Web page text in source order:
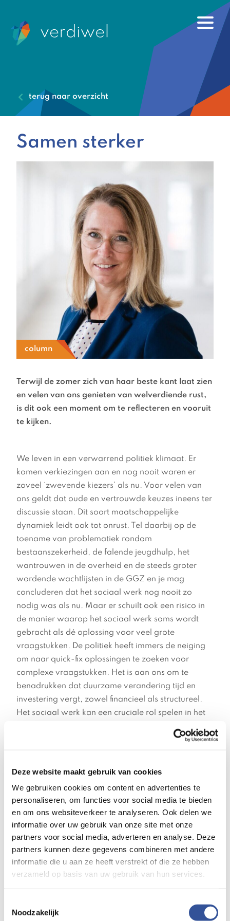
Deze website maakt gebruik van cookies
We gebruiken cookies om content en advertenties te
personaliseren, om functies voor social media te bieden
en om ons websiteverkeer te analyseren. Ook delen we
informatie over uw gebruik van onze site met onze
partners voor social media, adverteren en analyse. Deze
partners kunnen deze gegevens combineren met andere
informatie die u aan ze heeft verstrekt of die ze hebben
verzameld op basis van uw gebruik van hun services.
Noodzakelijk
terug naar overzicht
Samen sterker
column
Terwijl de zomer zich van haar beste kant laat zien
en velen van ons genieten van welverdiende rust,
is dit ook een moment om te reflecteren en vooruit
te kijken.
We leven in een verwarrend politiek klimaat. Er
komen verkiezingen aan en nog nooit waren er
zoveel ‘zwevende kiezers’ als nu. Voor velen van
ons geldt dat oude en vertrouwde keuzes ineens ter
discussie staan. Dit soort maatschappelijke
dynamiek leidt ook tot onrust. Tel daarbij op de
toename van problematiek rondom
bestaanszekerheid, de falende jeugdhulp, het
wantrouwen in de overheid en de steeds groter
wordende wachtlijsten in de GGZ en je mag
concluderen dat het sociaal werk nog nooit zo
nodig was als nu. Maar er schuilt ook een risico in
de manier waarop het sociaal werk soms wordt
gebracht als dé oplossing voor veel grote
vraagstukken. De politiek heeft immers de neiging
om naar quick-fix oplossingen te zoeken voor
complexe vraagstukken. Het is aan ons om te
benadrukken dat duurzame verandering tijd en
investering vergt, zowel financieel als structureel.
Het sociaal werk kan een cruciale rol spelen in het
problematiek, maar we kunnen dit niet realiseren
zonder de passende kaders en middelen, we
ook richting onze collega’s in de zorg.
Juist nu is het daarom belangrijk om elkaar te
vinden en samen te werken. Individueel zijn we
immers als organisatie vaak relatief (te) klein en
zien we dan ook dat hier voor ons een rol ligt. De
ledenvergadering van april is gesproken over de